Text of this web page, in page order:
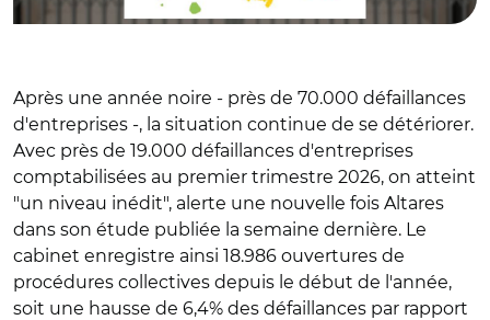
Après une année noire - près de 70.000 défaillances
d'entreprises -, la situation continue de se détériorer.
Avec près de 19.000 défaillances d'entreprises
comptabilisées au premier trimestre 2026, on atteint
"un niveau inédit", alerte une nouvelle fois Altares
dans son étude publiée la semaine dernière. Le
cabinet enregistre ainsi 18.986 ouvertures de
procédures collectives depuis le début de l'année,
soit une hausse de 6,4% des défaillances par rapport